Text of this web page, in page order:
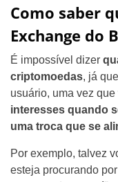
Como saber
Exchange do
É impossível dizer
criptomoedas, já
usuário, uma vez
interesses quando
uma troca que se
Por exemplo, talvez
esteja procurando por